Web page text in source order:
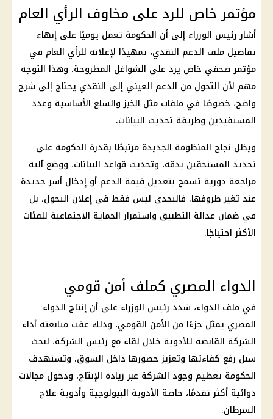
مؤتمر خاص للرد على مخاوف الرأي العام
أشاررئيس الوزراء إلى أن الحكومة تعمل يوميًا على إنهاء
تفاصيل ملف الدعم النقدي، تمهيدًا لإعلانه للرأي العام في
مؤتمر صحفي خاص يرد على الشواغل المطروحة. وهذا التوجه
مهم لأن التحول من الدعم العيني إلى النقدي يحتاج إلى شرح
واضح، خصوصًا في ملفات مثل الخبز والسلع الأساسية وعدد
المستفيدين وطريقة تحديث البيانات.
ويظل نجاح المنظومة الجديدة مرتبطًا بقدرة الحكومة على
تحديد المستحقين بدقة، وتحديث قواعد البيانات، ووضع آلية
مراجعة دورية تسمح بتعديل قيمة الدعم أو إدخال أسر جديدة
عند تغير ظروفها. فالتحدي ليس فقط في إعلان التحول، بل
في ضمان عدالة التطبيق واستمرارالحماية الاجتماعية للفئات
الأكثر احتياجًا.
الدواء المصري كملف أمن قومي
في ملف الدواء، شدد رئيس الوزراء على أن إنتاج الدواء
المصري يمثل جزءًا من الأمن القومي، وذلك عقب متابعته أداء
الشركة القابضة للأدوية خلال لقاء مع رئيس الشركة، لبحث
سبل رفع كفاءتها وتعزيز حضورها داخل السوق. وتستهدف
الحكومة تعظيم وجود الشركة عبر زيادة الإنتاج، ودخول مجالات
دوائية أكثر تقدمًا، خاصة الأدوية البيولوجية وأدوية علاج
السرطان.